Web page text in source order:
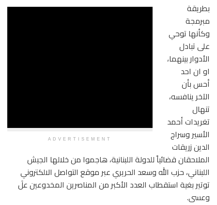
ADVERTISEMENT
بطريقة
مبرمجة
وكأنها توحي
على تبادل
الأدوار بينهما،
او ان احد
أحس بأن
الآخر ينافسه،
تنهال
تغريدات أحمد
الأسير وسراج
الدين زريقات
الملاحقان قضائياً للدولة اللبنانية، هاجموا من خلالها الجيش
اللبناني، حزب الله وسعد الحريري عبر موقع التواصل الالكتروني
توتير بغية استقطاب العدد الأكبر من المناصرين المخدوعين علَ
وعسى.